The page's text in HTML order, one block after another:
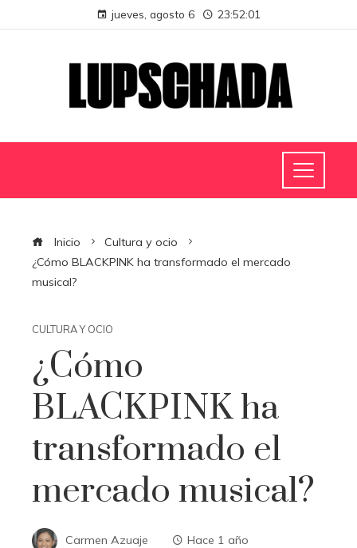
jueves, agosto 6 23:52:01
Inicio
Cultura y ocio
¿Cómo BLACKPINK ha transformado el mercado
musical?
CULTURA Y OCIO
¿Cómo
BLACKPINK ha
transformado el
mercado musical?
Carmen Azuaje Hace 1 año